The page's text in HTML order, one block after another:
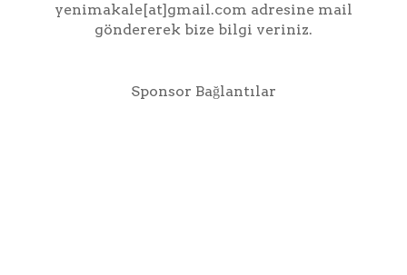
yenimakale[at]gmail.com adresine mail
göndererek bize bilgi veriniz.
Sponsor Bağlantılar